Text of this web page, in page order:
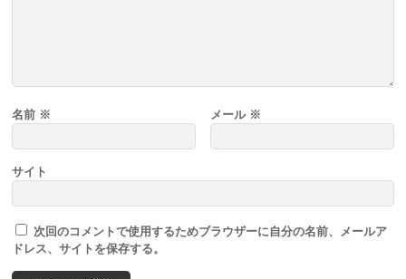
名前 ※ メール ※
サイト
次回のコメントで使用するためブラウザーに自分の名前、メールア
ドレス、サイトを保存する。